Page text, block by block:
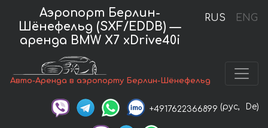
RUS ENG
Аэропорт Берлин-
Шёнефельд (SXF/EDDB) —
аренда BMW X7 xDrive40i
Авто-Аренда в аэропорту Берлин-Шёнефельд
+4917622366899 (рус, De)